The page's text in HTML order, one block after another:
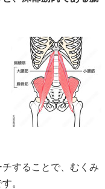
することで、むくみ
。